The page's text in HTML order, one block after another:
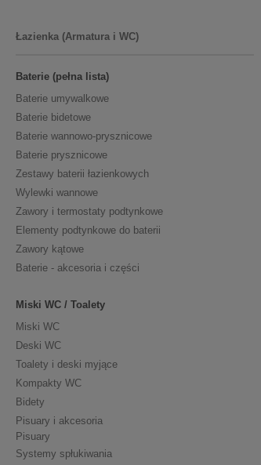
Łazienka (Armatura i WC)
Baterie (pełna lista)
Baterie umywalkowe
Baterie bidetowe
Baterie wannowo-prysznicowe
Baterie prysznicowe
Zestawy baterii łazienkowych
Wylewki wannowe
Zawory i termostaty podtynkowe
Elementy podtynkowe do baterii
Zawory kątowe
Baterie - akcesoria i części
Miski WC / Toalety
Miski WC
Deski WC
Toalety i deski myjące
Kompakty WC
Bidety
Pisuary i akcesoria
Pisuary
Systemy spłukiwania